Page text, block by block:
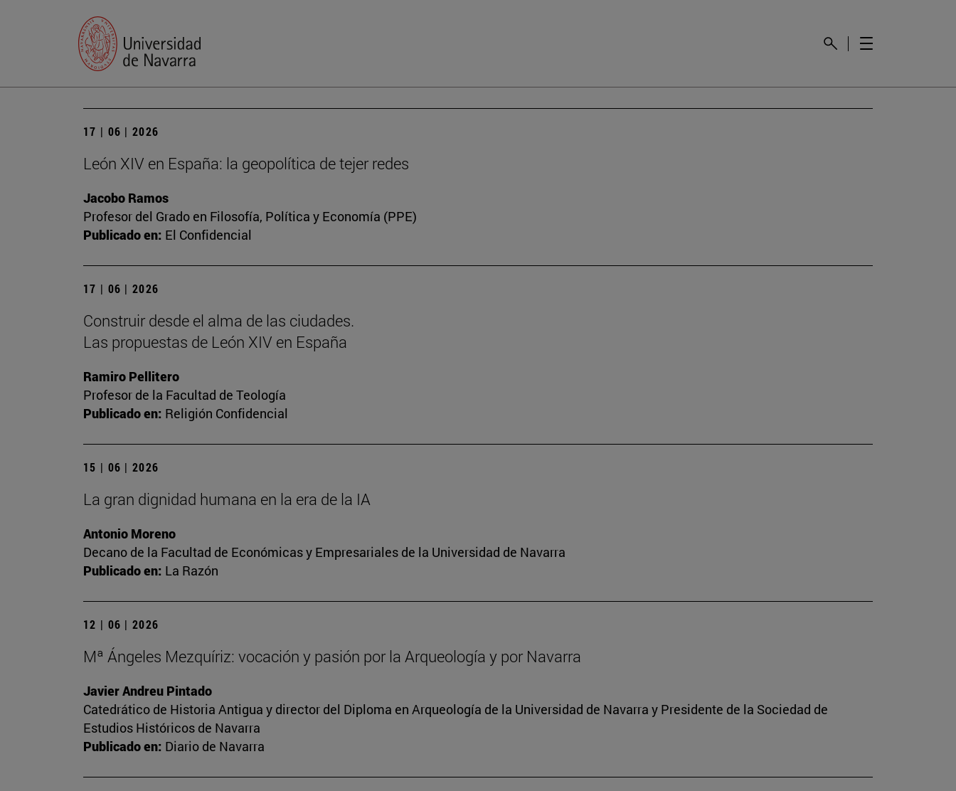
17 | 06 | 2026
León XIV en España: la geopolítica de tejer redes
Jacobo Ramos
Profesor del Grado en Filosofía, Política y Economía (PPE)
Publicado en: El Confidencial
17 | 06 | 2026
Construir desde el alma de las ciudades.
Las propuestas de León XIV en España
Ramiro Pellitero
Profesor de la Facultad de Teología
Publicado en: Religión Confidencial
15 | 06 | 2026
La gran dignidad humana en la era de la IA
Antonio Moreno
Decano de la Facultad de Económicas y Empresariales de la Universidad de Navarra
Publicado en: La Razón
12 | 06 | 2026
Mª Ángeles Mezquíriz: vocación y pasión por la Arqueología y por Navarra
Javier Andreu Pintado
Catedrático de Historia Antigua y director del Diploma en Arqueología de la Universidad de Navarra y Presidente de la Sociedad de
Estudios Históricos de Navarra
Publicado en: Diario de Navarra